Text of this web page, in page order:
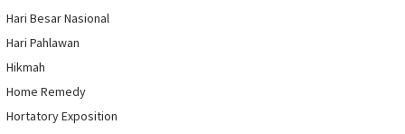
Hari Besar Nasional
Hari Pahlawan
Hikmah
Home Remedy
Hortatory Exposition